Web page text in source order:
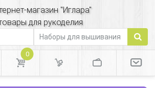
магазин "Иглара"
для рукоделия
0